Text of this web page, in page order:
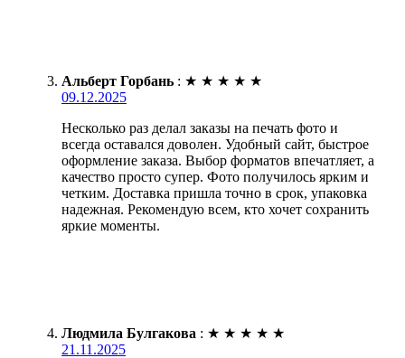
Альберт Горбань : ★ ★ ★ ★ ★
09.12.2025
Несколько раз делал заказы на печать фото и
всегда оставался доволен. Удобный сайт, быстрое
оформление заказа. Выбор форматов впечатляет, а
качество просто супер. Фото получилось ярким и
четким. Доставка пришла точно в срок, упаковка
надежная. Рекомендую всем, кто хочет сохранить
яркие моменты.
Людмила Булгакова : ★ ★ ★ ★ ★
21.11.2025